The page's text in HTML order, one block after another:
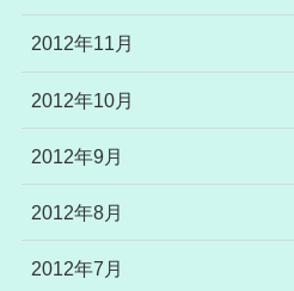
2012年11月
2012年10月
2012年9月
2012年8月
2012年7月